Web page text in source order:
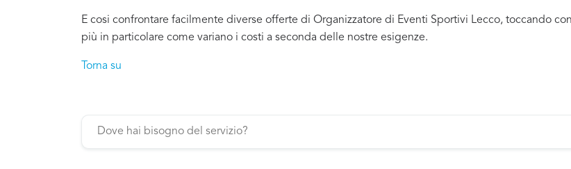
E cosi confrontare facilmente diverse offerte di Organizzatore di Eventi Sportivi Lecco, toccando
più in particolare come variano i costi a seconda delle nostre esigenze.
Torna su